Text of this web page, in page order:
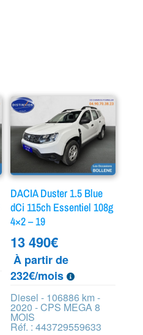
DACIA Duster 1.5 Blue
dCi 115ch Essentiel 108g
4×2 – 19
13 490€
À partir de
232€/mois
Diesel - 106886 km -
2020 - CPS MEGA 8
MOIS
Réf. : 443729559633